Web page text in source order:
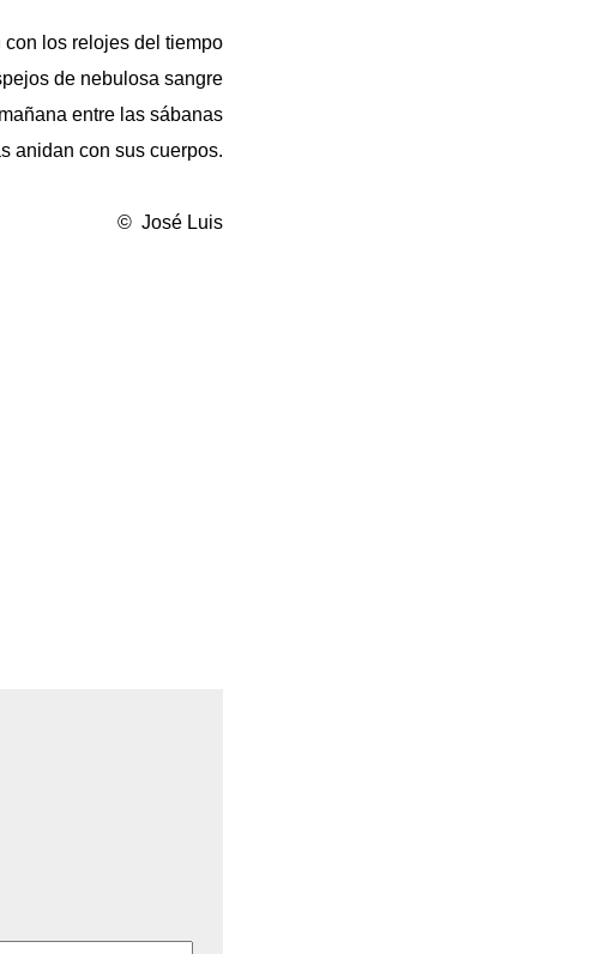
con los relojes del tiempo
de nebulosa sangre
entre las sábanas
anidan con sus cuerpos.
© José Luis